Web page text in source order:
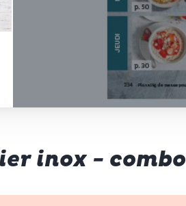
inox - combo